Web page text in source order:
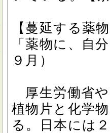
【蔓延する薬
「薬物に、自
９月）
厚生労働省や
植物片と化学
る。日本には